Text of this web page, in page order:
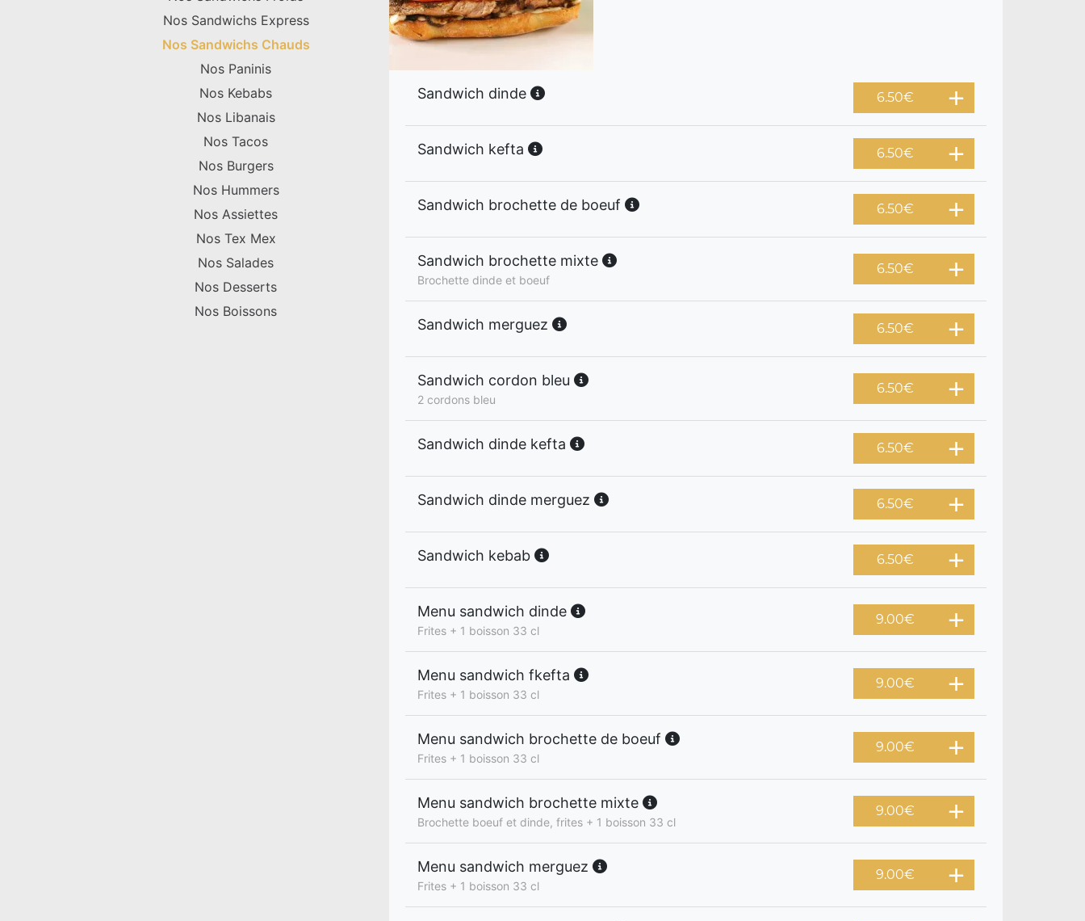
Nos Sandwichs Express
Nos Sandwichs Chauds
Nos Paninis
Nos Kebabs
Nos Libanais
Nos Tacos
Nos Burgers
Nos Hummers
Nos Assiettes
Nos Tex Mex
Nos Salades
Nos Desserts
Nos Boissons
Sandwich dinde 6.50€
Sandwich kefta 6.50€
Sandwich brochette de boeuf 6.50€
Sandwich brochette mixte
Brochette dinde et boeuf
6.50€
Sandwich merguez 6.50€
Sandwich cordon bleu
2 cordons bleu
6.50€
Sandwich dinde kefta 6.50€
Sandwich dinde merguez 6.50€
Sandwich kebab 6.50€
Menu sandwich dinde
Frites + 1 boisson 33 cl
9.00€
Menu sandwich fkefta
Frites + 1 boisson 33 cl
9.00€
Menu sandwich brochette de boeuf
Frites + 1 boisson 33 cl
9.00€
Menu sandwich brochette mixte
Brochette boeuf et dinde, frites + 1 boisson 33 cl
9.00€
Menu sandwich merguez
Frites + 1 boisson 33 cl
9.00€